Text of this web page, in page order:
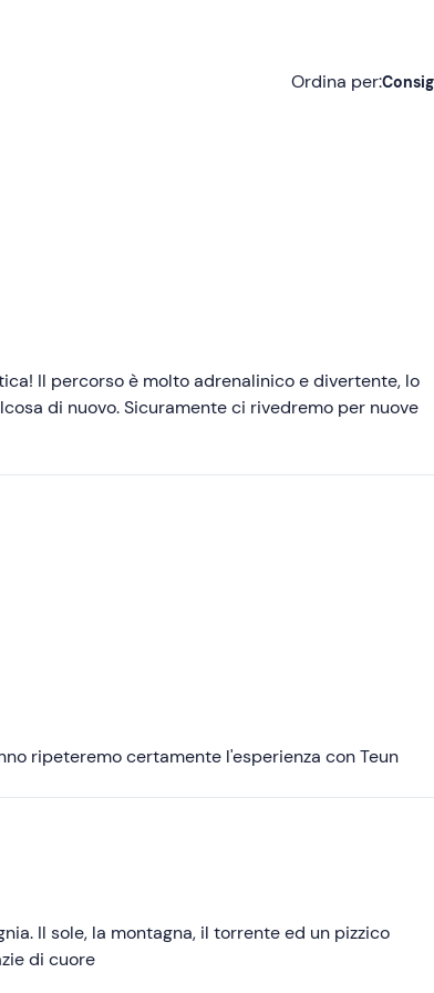
Ordina per:
Il percorso è molto adrenalinico e divertente, lo
di nuovo. Sicuramente ci rivedremo per nuove
ripeteremo certamente l'esperienza con Teun
Il sole, la montagna, il torrente ed un pizzico
di cuore